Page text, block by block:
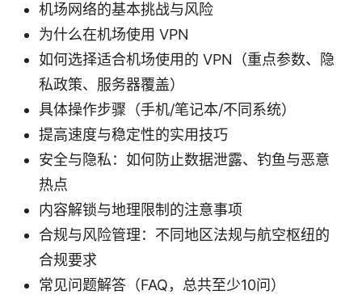
机场网络的基本挑战与风险
为什么在机场使用 VPN
如何选择适合机场使用的 VPN（重点参数、隐
私政策、服务器覆盖）
具体操作步骤（手机/笔记本/不同系统）
提高速度与稳定性的实用技巧
安全与隐私：如何防止数据泄露、钓鱼与恶意
热点
内容解锁与地理限制的注意事项
合规与风险管理：不同地区法规与航空枢纽的
合规要求
常见问题解答（FAQ，总共至少10问）